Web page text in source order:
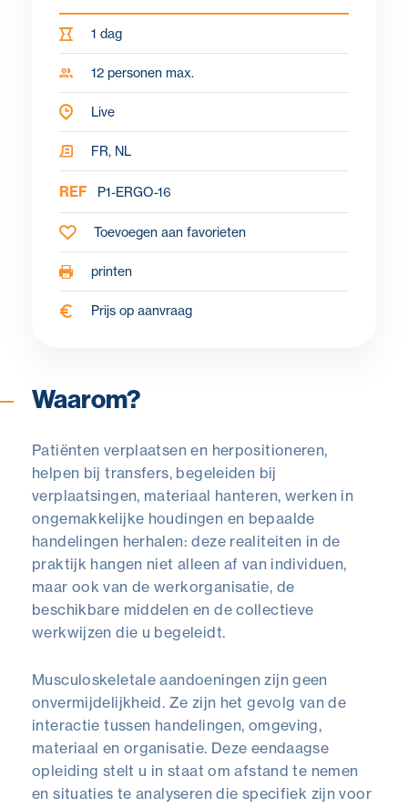
1 dag
12 personen max.
Live
FR, NL
REF P1-ERGO-16
Toevoegen aan favorieten
printen
Prijs op aanvraag
Waarom? Doelstellingen
Waarom?
Patiënten verplaatsen en herpositioneren,
helpen bij transfers, begeleiden bij
verplaatsingen, materiaal hanteren, werken in
ongemakkelijke houdingen en bepaalde
handelingen herhalen: deze realiteiten in de
praktijk hangen niet alleen af van individuen,
maar ook van de werkorganisatie, de
beschikbare middelen en de collectieve
werkwijzen die u begeleidt.
Musculoskeletale aandoeningen zijn geen
onvermijdelijkheid. Ze zijn het gevolg van de
interactie tussen handelingen, omgeving,
materiaal en organisatie. Deze eendaagse
opleiding stelt u in staat om afstand te nemen
en situaties te analyseren die specifiek zijn voor